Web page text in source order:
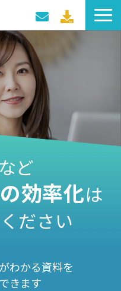
覧
ント
など
効率化は
ださい
わかる資料を
きます